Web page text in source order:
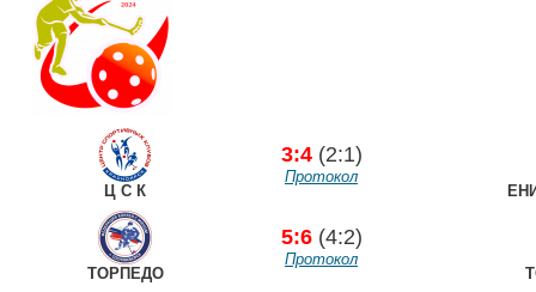
Ц С К
3:4 (2:1)
Протокол
ТОРПЕДО
5:6 (4:2)
Протокол